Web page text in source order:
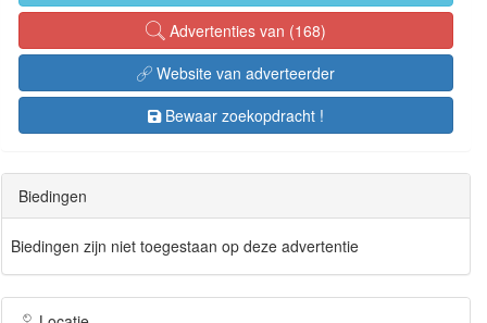
Advertenties van (168)
Website van adverteerder
Bewaar zoekopdracht !
Biedingen
Biedingen zijn niet toegestaan op deze advertentie